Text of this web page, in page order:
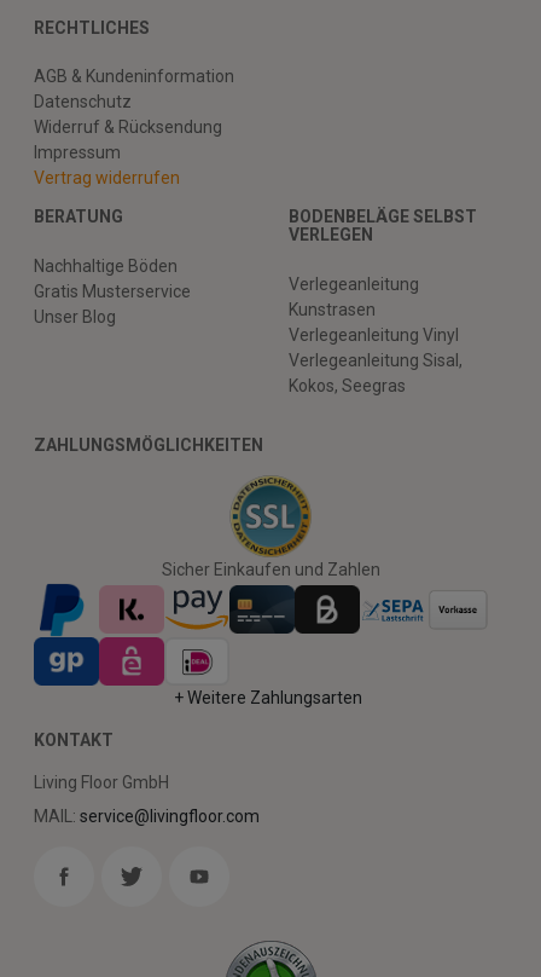
RECHTLICHES
AGB & Kundeninformation
Datenschutz
Widerruf & Rücksendung
Impressum
Vertrag widerrufen
BERATUNG
Nachhaltige Böden
Gratis Musterservice
Unser Blog
BODENBELÄGE SELBST
VERLEGEN
Verlegeanleitung
Kunstrasen
Verlegeanleitung Vinyl
Verlegeanleitung Sisal,
Kokos, Seegras
ZAHLUNGSMÖGLICHKEITEN
Sicher Einkaufen und Zahlen
+ Weitere Zahlungsarten
KONTAKT
Living Floor GmbH
MAIL: service@livingfloor.com